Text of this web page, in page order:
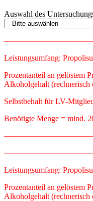
Auswahl des
Leistungsumfang:
Prozentanteil an gelöstem
Alkoholgehalt (rechnerisch
Selbstbehalt für LV-
Benötigte Menge = mind.
Leistungsumfang:
Prozentanteil an gelöstem
Alkoholgehalt (rechnerisch